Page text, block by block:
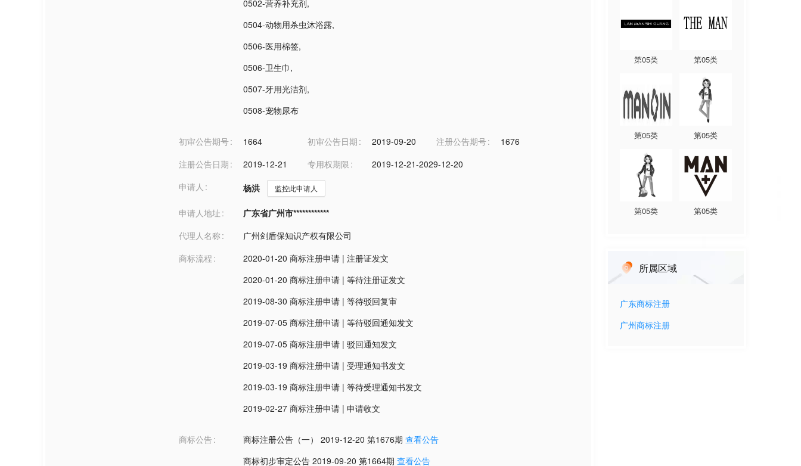
0502-营养补充剂,
0504-动物用杀虫沐浴露,
0506-医用棉签,
0506-卫生巾 ,
0507-牙用光洁剂,
0508-宠物尿布
初审公告期号 1664 初审公告日期 2019-09-20 注册公告期号
1676
注册公告日期
2019-12-21 专用权期限
2019-12-21-2029-12-20
申请人
杨洪 监控此申请人
申请人地址
广东省广州市************
代理人名称
广州剑盾保知识产权有限公司
商标流程
2020-01-20 商标注册申请 | 注册证发文
2020-01-20 商标注册申请 | 等待注册证发文
2019-08-30 商标注册申请 | 等待驳回复审
2019-07-05 商标注册申请 | 等待驳回通知发文
2019-07-05 商标注册申请 | 驳回通知发文
2019-03-19 商标注册申请 | 受理通知书发文
2019-03-19 商标注册申请 | 等待受理通知书发文
2019-02-27 商标注册申请 | 申请收文
商标公告 商标注册公告（一） 2019-12-20 第1676期 查看公告
商标初步审定公告 2019-09-20 第1664期 查看公告
第05类 第05类
第05类 第05类
第05类 第05类
所属区域
广东商标注册
广州 商标注册